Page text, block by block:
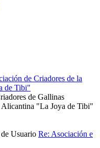
de Criadores de la
de Tibi"
de Gallinas
Alicantina "La Joya de Tibi"
Re: Asociación e